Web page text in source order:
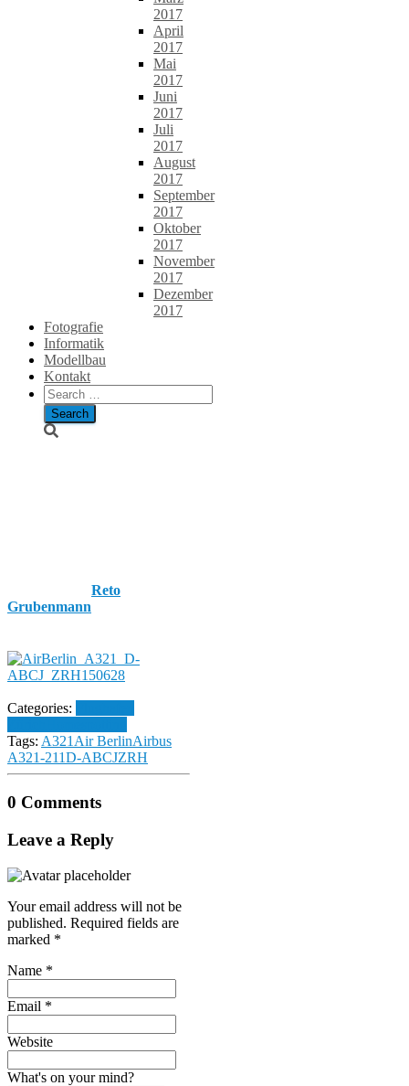
2017
April
2017
Mai
2017
Juni
2017
Juli
2017
August
2017
September
2017
Oktober
2017
November
2017
Dezember
2017
Fotografie
Informatik
Modellbau
Kontakt
Search
for:
Reto
Grubenmann
Categories:
Tags: A321 Air BerlinAirbus
A321-211D-ABCJZRH
0 Comments
Leave a Reply
Your email address will not be
published. Required fields are
marked *
Name *
Email *
Website
What's on your mind?